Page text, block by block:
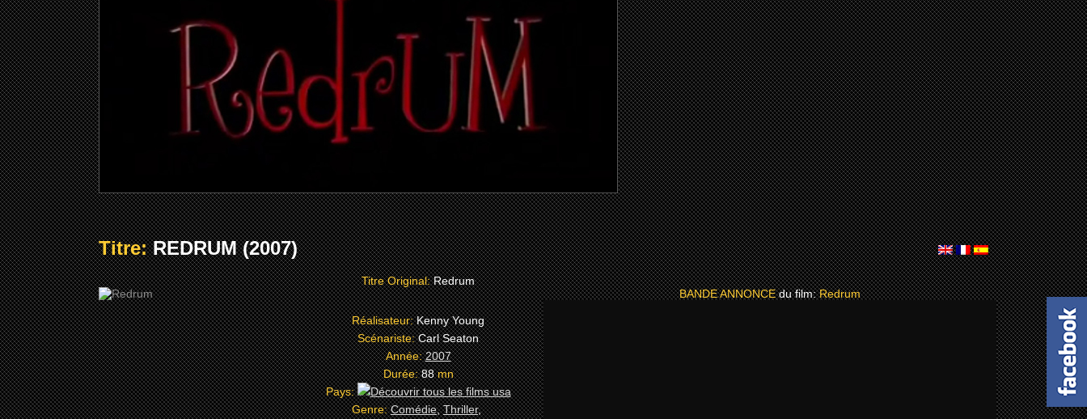
Titre:REDRUM (2007)
Titre Original:Redrum
Réalisateur:Kenny Young
Scénariste:Carl Seaton
Année:2007
Durée:88mn
Pays:
Genre:Comédie,Thriller,
BANDE ANNONCE du film: Redrum